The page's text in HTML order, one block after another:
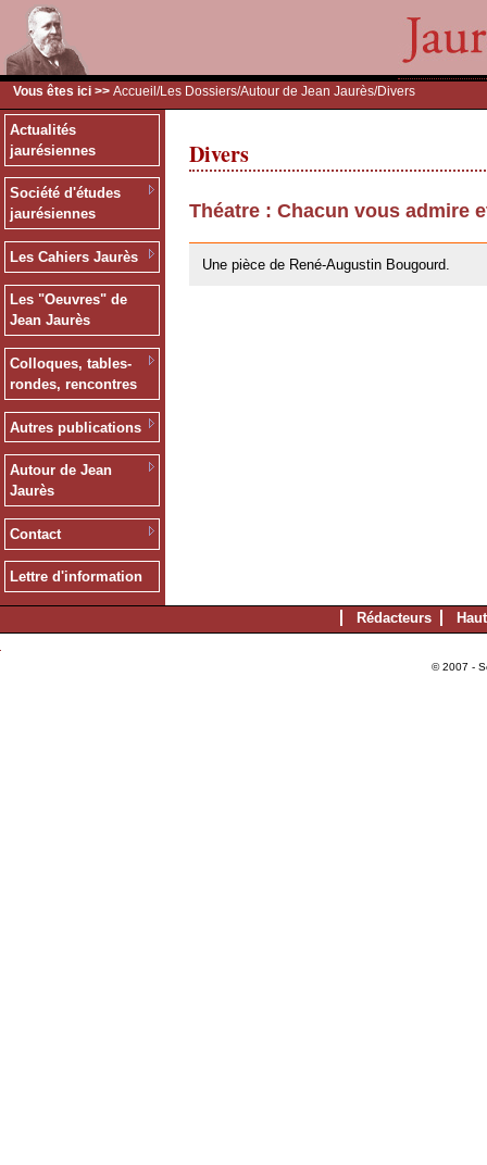
Vous êtes ici >> Accueil /Les Dossiers/Autour de Jean Jaurès/Divers
Actualités
jaurésiennes
Société d'études
jaurésiennes
Les Cahiers Jaurès
Les "Oeuvres" de
Jean Jaurès
Colloques, tables-
rondes, rencontres
Autres publications
Autour de Jean
Jaurès
Contact
Lettre d'information
Divers
Théatre : Chacun vous admire
Une pièce de René-Augustin Bougourd.
Rédacteurs
© 2007 -